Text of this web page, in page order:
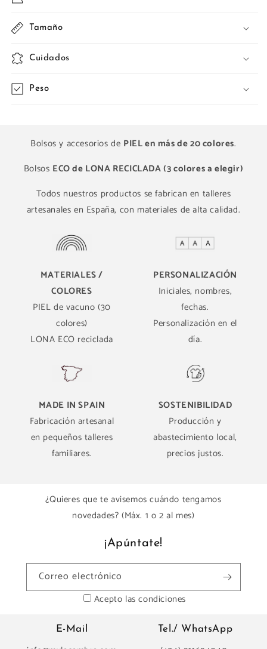
Tamaño
Cuidados
Peso
Bolsos y accesorios de PIEL en más de 20 colores.
Bolsos ECO de LONA RECICLADA (3 colores a elegir)
Todos nuestros productos se fabrican en talleres
artesanales en España, con materiales de alta calidad.
MATERIALES /
COLORES
PIEL de vacuno (30
colores)
LONA ECO reciclada
PERSONALIZACIÓN
Iniciales, nombres,
fechas.
Personalización en el
día.
MADE IN SPAIN
Fabricación artesanal
en pequeños talleres
familiares.
SOSTENIBILIDAD
Producción y
abastecimiento local,
precios justos.
¿Quieres que te avisemos cuándo tengamos
novedades? (Máx. 1 o 2 al mes)
¡Apúntate!
Correo electrónico
Acepto las condiciones
E-Mail Tel./ WhatsApp